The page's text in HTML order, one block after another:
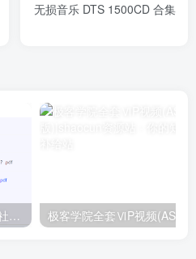
无损音乐 DTS 1500CD 合集
【每天都会更新】最新付费社群公众号文章 极客学院全套ⅥP视频(AS版)